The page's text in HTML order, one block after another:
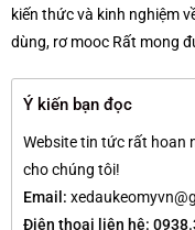
kiến thức và kinh nghiệm
dùng, rơ mooc Rất mong
Ý kiến bạn đọc
Website tin tức rất hoan
cho chúng tôi!
Email:
Điện thoại liên hệ: